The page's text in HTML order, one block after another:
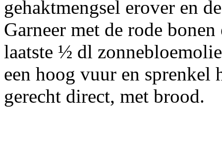
gehaktmengsel erover en
Garneer met de rode
laatste ½ dl
een hoog vuur en sprenkel
gerecht direct, met brood.